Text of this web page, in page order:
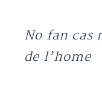
No fan cas
de l’home